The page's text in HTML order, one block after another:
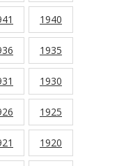
1940
1935
1930
1925
1920